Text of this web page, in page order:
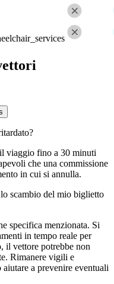
viaggio fino a 30 minuti
che una commissione
in cui si annulla.
scambio del mio biglietto
specifica menzionata. Si
in tempo reale per
il vettore potrebbe non
Rimanere vigili e
a prevenire eventuali